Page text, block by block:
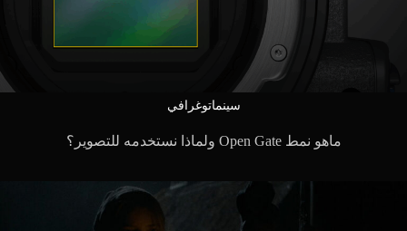
سينماتوغرافي
ماهو نمط Open Gate ولماذا نستخدمه للتصوير؟